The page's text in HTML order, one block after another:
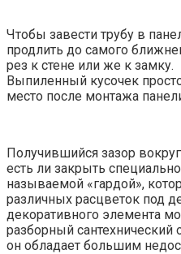
Чтобы завести трубу в
продлить до самого
рез к стене или же к замку.
Выпиленный кусочек
место после монтажа
Получившийся зазор
есть ли закрыть
называемой «гардой»,
различных расцветок под
декоративного элемента
разборный сантехнический
он обладает большим